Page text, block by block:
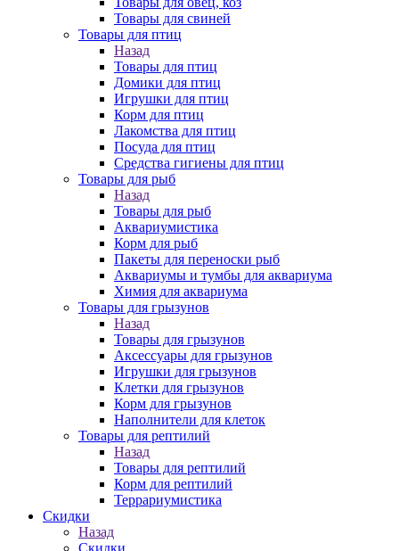
Товары для свиней
Товары для птиц
Назад
Товары для птиц
Домики для птиц
Игрушки для птиц
Корм для птиц
Лакомства для птиц
Посуда для птиц
Средства гигиены для птиц
Товары для рыб
Назад
Товары для рыб
Аквариумистика
Корм для рыб
Пакеты для переноски рыб
Аквариумы и тумбы для аквариума
Химия для аквариума
Товары для грызунов
Назад
Товары для грызунов
Аксессуары для грызунов
Игрушки для грызунов
Клетки для грызунов
Корм для грызунов
Наполнители для клеток
Товары для рептилий
Назад
Товары для рептилий
Корм для рептилий
Террариумистика
Скидки
Назад
Скидки